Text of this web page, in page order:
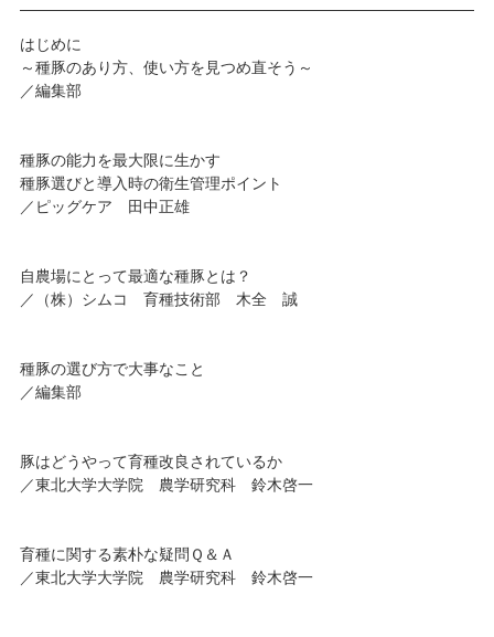
はじめに
～種豚のあり方、使い方を見つめ直そう～
／編集部
種豚の能力を最大限に生かす
種豚選びと導入時の衛生管理ポイント
／ピッグケア 田中正雄
自農場にとって最適な種豚とは？
／（株）シムコ 育種技術部 木全 誠
種豚の選び方で大事なこと
／編集部
豚はどうやって育種改良されているか
／東北大学大学院 農学研究科 鈴木啓一
育種に関する素朴な疑問Ｑ＆Ａ
／東北大学大学院 農学研究科 鈴木啓一